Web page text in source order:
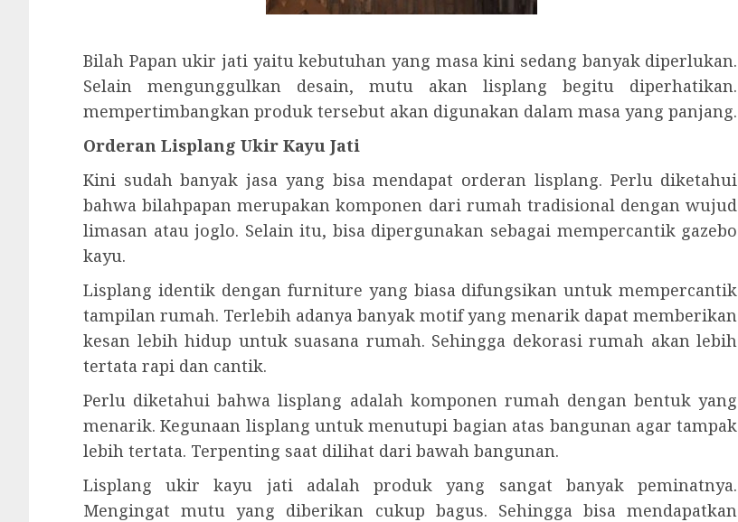
Bilah Papan ukir jati yaitu kebutuhan yang masa kini sedang banyak diperlukan.
Selain mengunggulkan desain, mutu akan lisplang begitu diperhatikan.
mempertimbangkan produk tersebut akan digunakan dalam masa yang panjang.
Orderan Lisplang Ukir Kayu Jati
Kini sudah banyak jasa yang bisa mendapat orderan lisplang. Perlu diketahui
bahwa bilahpapan merupakan komponen dari rumah tradisional dengan wujud
limasan atau joglo. Selain itu, bisa dipergunakan sebagai mempercantik gazebo
kayu.
Lisplang identik dengan furniture yang biasa difungsikan untuk mempercantik
tampilan rumah. Terlebih adanya banyak motif yang menarik dapat memberikan
kesan lebih hidup untuk suasana rumah. Sehingga dekorasi rumah akan lebih
tertata rapi dan cantik.
Perlu diketahui bahwa lisplang adalah komponen rumah dengan bentuk yang
menarik. Kegunaan lisplang untuk menutupi bagian atas bangunan agar tampak
lebih tertata. Terpenting saat dilihat dari bawah bangunan.
Lisplang ukir kayu jati adalah produk yang sangat banyak peminatnya.
Mengingat mutu yang diberikan cukup bagus. Sehingga bisa mendapatkan